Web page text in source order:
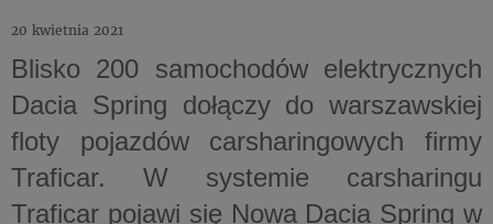
20 kwietnia 2021
Blisko 200 samochodów elektrycznych
Dacia Spring dołączy do warszawskiej
floty pojazdów carsharingowych firmy
Traficar. W systemie carsharingu
Traficar pojawi się Nowa Dacia Spring w